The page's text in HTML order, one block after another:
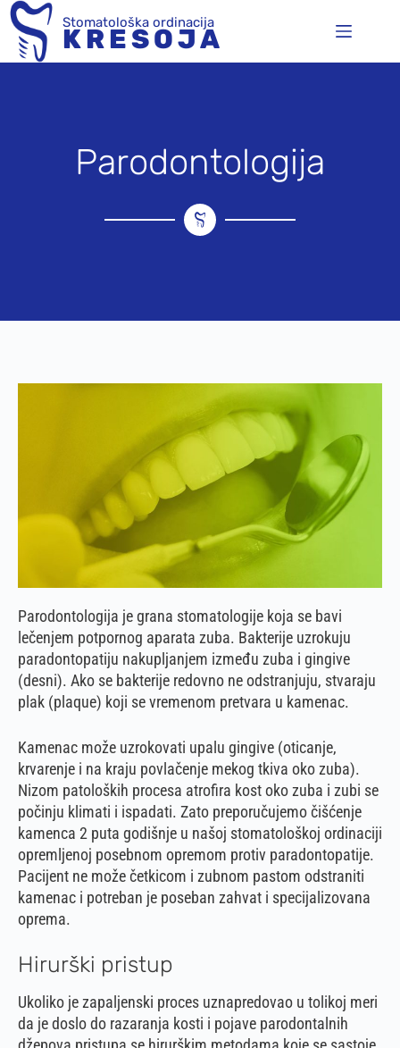
Stomatološka ordinacija
KRESOJA
Parodontologija
Parodontologija je grana stomatologije koja se bavi
lečenjem potpornog aparata zuba. Bakterije uzrokuju
paradontopatiju nakupljanjem između zuba i gingive
(desni). Ako se bakterije redovno ne odstranjuju, stvaraju
plak (plaque) koji se vremenom pretvara u kamenac.
Kamenac može uzrokovati upalu gingive (oticanje,
krvarenje i na kraju povlačenje mekog tkiva oko zuba).
Nizom patoloških procesa atrofira kost oko zuba i zubi se
počinju klimati i ispadati. Zato preporučujemo čišćenje
kamenca 2 puta godišnje u našoj stomatološkoj ordinaciji
opremljenoj posebnom opremom protiv paradontopatije.
Pacijent ne može četkicom i zubnom pastom odstraniti
kamenac i potreban je poseban zahvat i specijalizovana
oprema.
Hirurški pristup
Ukoliko je zapaljenski proces uznapredovao u tolikoj meri
da je doslo do razaranja kosti i pojave parodontalnih